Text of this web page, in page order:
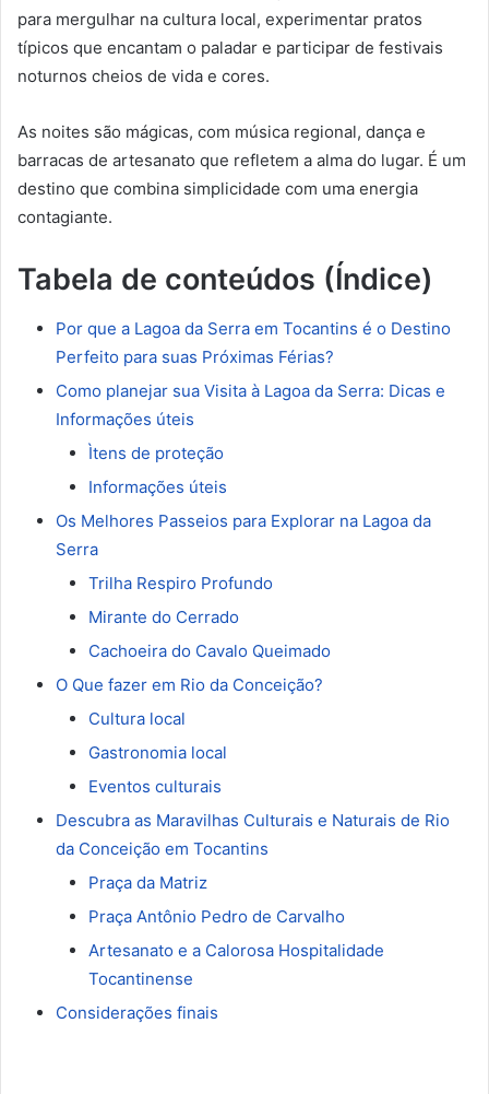
para mergulhar na cultura local, experimentar pratos
típicos que encantam o paladar e participar de festivais
noturnos cheios de vida e cores.
As noites são mágicas, com música regional, dança e
barracas de artesanato que refletem a alma do lugar. É um
destino que combina simplicidade com uma energia
contagiante.
Tabela de conteúdos (Índice)
Por que a Lagoa da Serra em Tocantins é o Destino
Perfeito para suas Próximas Férias?
Como planejar sua Visita à Lagoa da Serra: Dicas e
Informações úteis
Ìtens de proteção
Informações úteis
Os Melhores Passeios para Explorar na Lagoa da
Serra
Trilha Respiro Profundo
Mirante do Cerrado
Cachoeira do Cavalo Queimado
O Que fazer em Rio da Conceição?
Cultura local
Gastronomia local
Eventos culturais
Descubra as Maravilhas Culturais e Naturais de Rio
da Conceição em Tocantins
Praça da Matriz
Praça Antônio Pedro de Carvalho
Artesanato e a Calorosa Hospitalidade
Tocantinense
Considerações finais